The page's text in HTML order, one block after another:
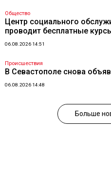
Общество
Центр социального
проводит бесплатные
06.08.2026 14:51
Происшествия
В Севастополе снова
06.08.2026 14:48
Больше